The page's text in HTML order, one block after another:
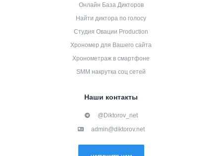
Онлайн База Дикторов
Найти диктора по голосу
Студия Овации Production
Хрономер для Вашего сайта
Хронометраж в смартфоне
SMM накрутка соц сетей
Наши контакты
@Diktorov_net
admin@diktorov.net